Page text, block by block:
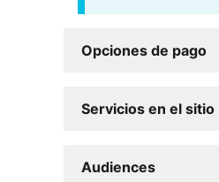
Opciones de pago
Servicios en el sitio
Audiences